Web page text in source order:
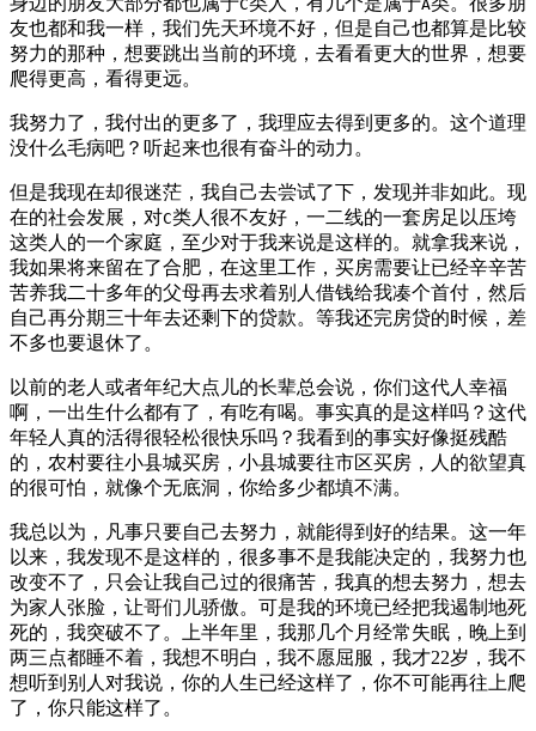
C A
友也都和我一样，我们先天环境不好，但是自己也都算是比较
努力的那种，想要跳出当前的环境，去看看更大的世界，想要
爬得更高，看得更远。
我努力了，我付出的更多了，我理应去得到更多的。这个道理
没什么毛病吧？听起来也很有奋斗的动力。
但是我现在却很迷茫，我自己去尝试了下，发现并非如此。现
在的社会发展，对C类人很不友好，一二线的一套房足以压垮
这类人的一个家庭，至少对于我来说是这样的。就拿我来说，
我如果将来留在了合肥，在这里工作，买房需要让已经辛辛苦
苦养我二十多年的父母再去求着别人借钱给我凑个首付，然后
自己再分期三十年去还剩下的贷款。等我还完房贷的时候，差
不多也要退休了。
以前的老人或者年纪大点儿的长辈总会说，你们这代人幸福
啊，一出生什么都有了，有吃有喝。事实真的是这样吗？这代
年轻人真的活得很轻松很快乐吗？我看到的事实好像挺残酷
的，农村要往小县城买房，小县城要往市区买房，人的欲望真
的很可怕，就像个无底洞，你给多少都填不满。
我总以为，凡事只要自己去努力，就能得到好的结果。这一年
以来，我发现不是这样的，很多事不是我能决定的，我努力也
改变不了，只会让我自己过的很痛苦，我真的想去努力，想去
为家人张脸，让哥们儿骄傲。可是我的环境已经把我遏制地死
死的，我突破不了。上半年里，我那几个月经常失眠，晚上到
两三点都睡不着，我想不明白，我不愿屈服，我才22岁，我不
想听到别人对我说，你的人生已经这样了，你不可能再往上爬
了，你只能这样了。